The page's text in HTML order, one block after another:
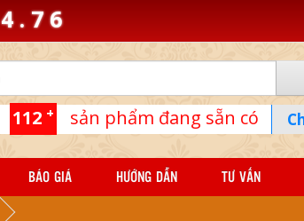
4 . 7 6
112 + sản phẩm đang sẵn có
BÁO GIÁ HƯỚNG DẪN TƯ VẤN